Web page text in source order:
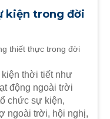
kiện trong đời
thiết thực trong đời
thời tiết như
động ngoài trời
chức sự kiện,
ngoài trời, hội nghị,